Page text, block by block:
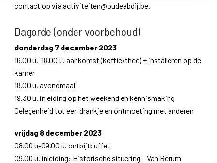
contact op via activiteiten@oudeabdij.be.
Dagorde (onder voorbehoud)
donderdag 7 december 2023
16.00 u.-18.00 u. aankomst (koffie/thee) + installeren op de
kamer
18.00 u. avondmaal
19.30 u. inleiding op het weekend en kennismaking
Gelegenheid tot een drankje en ontmoeting met anderen
vrijdag 8 december 2023
08.00 u-09.00 u. ontbijtbuffet
09.00 u. inleiding: Historische situering – Van Rerum